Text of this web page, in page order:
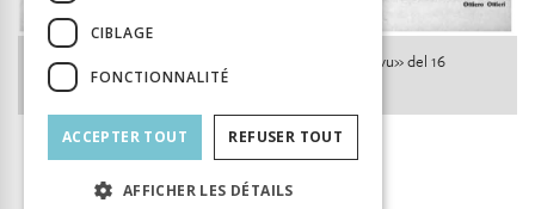
L’intervista a Ottiero Ottieri presentata nel «Radiotivu» del 16
dicembre 1972 (Fonte: RSI).
CIBLAGE
FONCTIONNALITÉ
ACCEPTER TOUT REFUSER TOUT
AFFICHER LES DÉTAILS